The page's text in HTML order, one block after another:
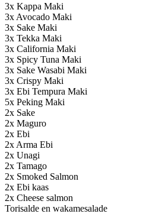
3x Kappa Maki
3x Avocado Maki
3x Sake Maki
3x Tekka Maki
3x California Maki
3x Spicy Tuna Maki
3x Sake Wasabi Maki
3x Crispy Maki
3x Ebi Tempura Maki
5x Peking Maki
2x Sake
2x Maguro
2x Ebi
2x Arma Ebi
2x Unagi
2x Tamago
2x Smoked Salmon
2x Ebi kaas
2x Cheese salmon
Torisalde en wakamesalade